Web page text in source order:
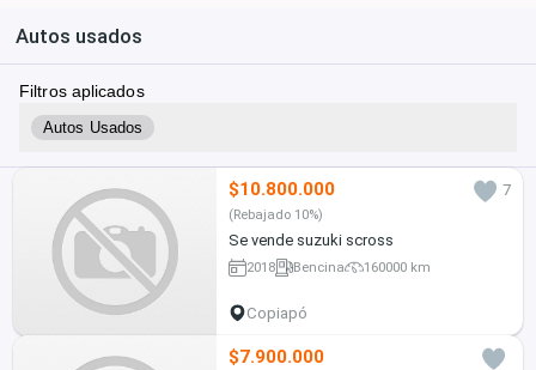
Autos usados
Filtros aplicados
Autos Usados
$10.800.000 7
(Rebajado 10%)
Se vende suzuki scross
2018 Bencina 160000 km
Copiapó
$7.900.000